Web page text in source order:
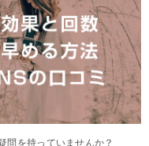
問を持っていませんか？